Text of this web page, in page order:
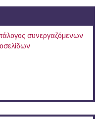
συνεργαζόμενων